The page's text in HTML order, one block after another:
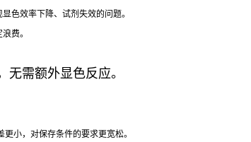
色效率下降、试剂失效的问题。
费。
需额外显色反应。
小，对保存条件的要求更宽松。